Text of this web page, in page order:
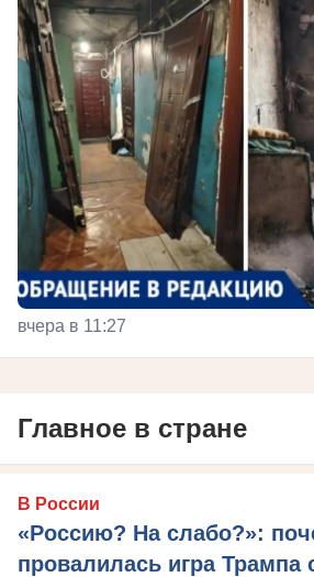
вчера в 11:27
Главное в стране
В России
«Россию? На слабо?»:
провалилась игра Трампа